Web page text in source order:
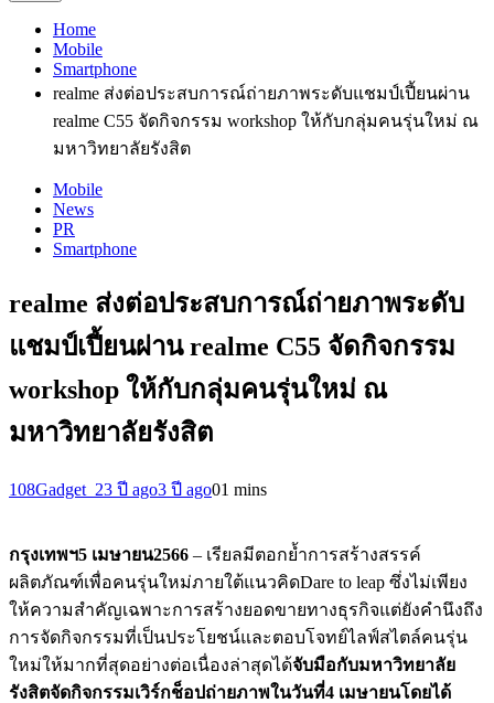
Home
Mobile
Smartphone
realme ส่งต่อประสบการณ์ถ่ายภาพระดับแชมป์เปี้ยนผ่าน
realme C55 จัดกิจกรรม workshop ให้กับกลุ่มคนรุ่นใหม่ ณ
มหาวิทยาลัยรังสิต
Mobile
News
PR
Smartphone
realme ส่งต่อประสบการณ์ถ่ายภาพระดับ
แชมป์เปี้ยนผ่าน realme C55 จัดกิจกรรม
workshop ให้กับกลุ่มคนรุ่นใหม่ ณ
มหาวิทยาลัยรังสิต
108Gadget_23 ปี ago3 ปี ago01 mins
กรุงเทพฯ5 เมษายน2566 – เรียลมีตอกย้ำการสร้างสรรค์
ผลิตภัณฑ์เพื่อคนรุ่นใหม่ภายใต้แนวคิดDare to leap ซึ่งไม่เพียง
ให้ความสำคัญเฉพาะการสร้างยอดขายทางธุรกิจแต่ยังคำนึงถึง
การจัดกิจกรรมที่เป็นประโยชน์และตอบโจทย์ไลฟ์สไตล์คนรุ่น
ใหม่ให้มากที่สุดอย่างต่อเนื่องล่าสุดได้จับมือกับมหาวิทยาลัย
รังสิตจัดกิจกรรมเวิร์กช็อปถ่ายภาพในวันที่4 เมษายนโดยได้